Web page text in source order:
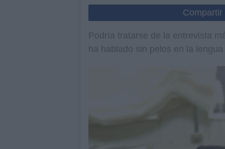
Podría tratarse de la entrevista
ha hablado sin pelos en la